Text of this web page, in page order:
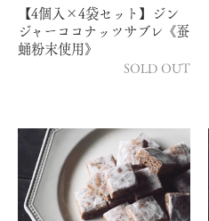
【4個入×4袋セット】ジン
ジャーココナッツサブレ《蚕
蛹粉末使用》
SOLD OUT